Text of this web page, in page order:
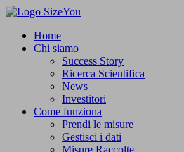
Home
Chi siamo
Success Story
Ricerca Scientifica
News
Investitori
Come funziona
Prendi le misure
Gestisci i dati
Misure Raccolte